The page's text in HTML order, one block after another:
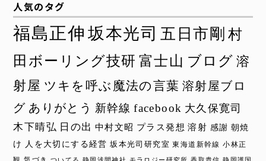
人気のタグ
福島正伸 坂本光司 五日市剛 村
田ボーリング技研 富士山 ブログ 溶
射屋 ツキを呼ぶ魔法の言葉 溶射屋ブロ
グ ありがとう 新幹線 facebook 大久保寛司
木下晴弘 日の出 中村文昭 プラス発想 溶射 感謝 朝焼
け 人を大切にする経営 坂本光司研究室 東海道新幹線 小林正